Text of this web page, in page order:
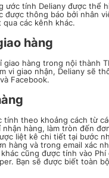
ước tính Deliany được thể
được thông báo bởi nhân
qua các kênh khác.
hàng
giao hàng trong nội thành
vi giao nhận, Deliany sẽ
Facebook.
tính theo khoảng cách từ
nhận hàng, làm tròn đến
liệt kê chi tiết tại bước
hàng và trong email xác
cũng được tính vào Phí
Bạn sẽ được biết toàn